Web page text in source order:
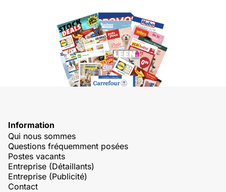
Information
Qui nous sommes
Questions fréquemment posées
Postes vacants
Entreprise (Détaillants)
Entreprise (Publicité)
Contact